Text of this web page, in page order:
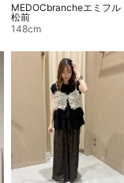
MEDOCbrancheエミフル
松前
148cm